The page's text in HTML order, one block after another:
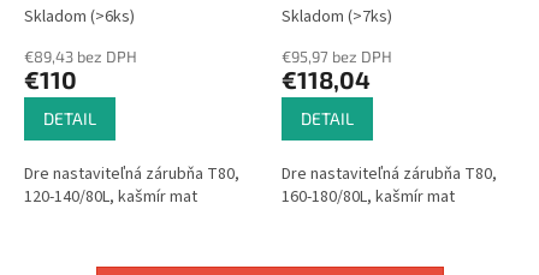
Skladom (>6ks)
€89,43 bez DPH
€110
DETAIL
Dre nastaviteľná zárubňa T80,
120-140/80L, kašmír mat
Skladom (>7ks)
€95,97 bez DPH
€118,04
DETAIL
Dre nastaviteľná zárubňa T80,
160-180/80L, kašmír mat